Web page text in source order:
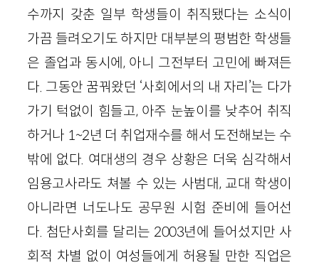
수까지 갖춘 일부 학생들이 취직됐다는 소식이
가끔 들려오기도 하지만 대부분의 평범한 학생들
은 졸업과 동시에, 아니 그전부터 고민에 빠져든
다. 그동안 꿈꿔왔던 ‘사회에서의 내 자리’는 다가
가기 턱없이 힘들고, 아주 눈높이를 낮추어 취직
하거나 1~2년 더 취업재수를 해서 도전해보는 수
밖에 없다. 여대생의 경우 상황은 더욱 심각해서
임용고사라도 쳐볼 수 있는 사범대, 교대 학생이
아니라면 너도나도 공무원 시험 준비에 들어선
다. 첨단사회를 달리는 2003년에 들어섰지만 사
회적 차별 없이 여성들에게 허용될 만한 직업은